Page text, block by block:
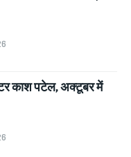
काश पटेल, अक्टूबर में